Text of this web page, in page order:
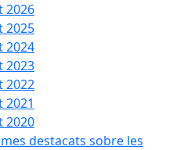
2026
2025
2024
2023
2022
2021
2020
destacats sobre les